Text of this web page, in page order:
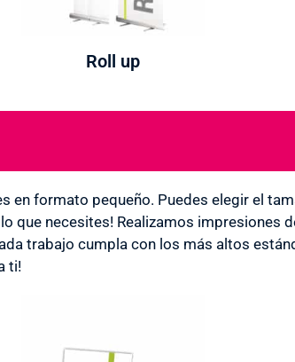
Roll up
en formato pequeño. Puedes elegir el
que necesites! Realizamos impresiones
trabajo cumpla con los más altos
ti!